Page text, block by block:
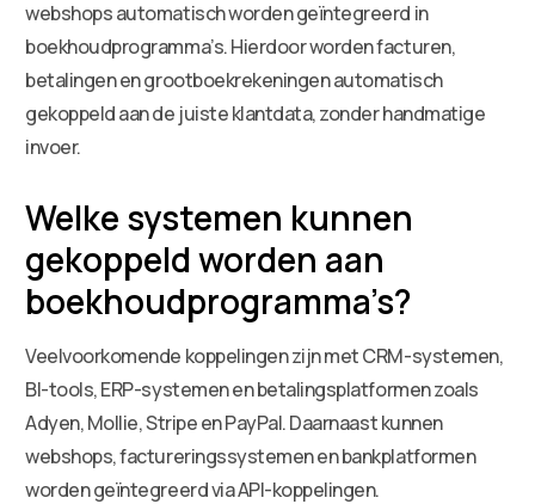
webshops automatisch worden geïntegreerd in
boekhoudprogramma’s. Hierdoor worden facturen,
betalingen en grootboekrekeningen automatisch
gekoppeld aan de juiste klantdata, zonder handmatige
invoer.
Welke systemen kunnen
gekoppeld worden aan
boekhoudprogramma’s?
Veelvoorkomende koppelingen zijn met CRM-systemen,
BI-tools, ERP-systemen en betalingsplatformen zoals
Adyen, Mollie, Stripe en PayPal. Daarnaast kunnen
webshops, factureringssystemen en bankplatformen
worden geïntegreerd via API-koppelingen.